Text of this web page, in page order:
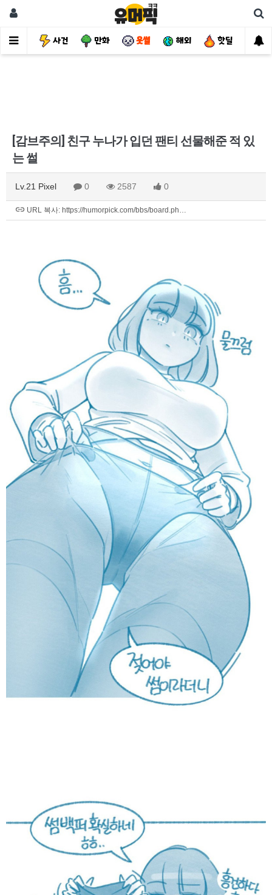
유머 사건 만화 웃썰 해외 핫딜 자
[감브주의] 친구 누나가 입던 팬티 선물해준 적 있
는 썰
Lv.21 Pixel 0 2587 0
URL 복사: https://humorpick.com/bbs/board.ph…